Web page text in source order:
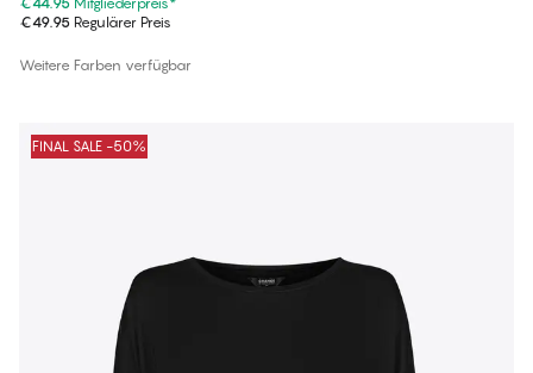
€49.95 Regulärer Preis
Weitere Farben verfügbar
FINAL SALE -50%